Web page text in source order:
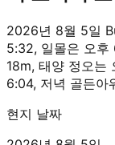
2026년 8월 5일
5:32, 일몰은 오
18m, 태양 정오는
6:04, 저녁 골든아
현지 날짜